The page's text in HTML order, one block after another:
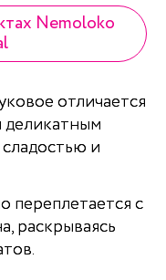
Nemoloko
отличается
и
с
раскрываясь